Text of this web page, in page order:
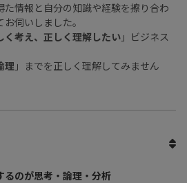
情報と自分の知識や経験を擦り合わ
伺いしました。
く考え、正しく理解したい 」ビジネス
理 」までを正しく理解してみません
るのが思考・論理・分析